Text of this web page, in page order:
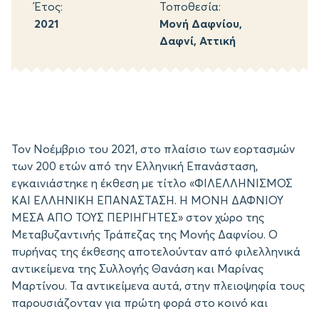
Έτος:
2021
Τοποθεσία:
Μονή Δαφνίου,
Δαφνί, Αττική
Τον Νοέμβριο του 2021, στο πλαίσιο των εορτασμών
των 200 ετών από την Ελληνική Επανάσταση,
εγκαινιάστηκε η έκθεση με τίτλο «ΦΙΛΕΛΛΗΝΙΣΜΟΣ
ΚΑΙ ΕΛΛΗΝΙΚΗ ΕΠΑΝΑΣΤΑΣΗ. Η ΜΟΝΗ ΔΑΦΝΙΟΥ
ΜΕΣΑ ΑΠΟ ΤΟΥΣ ΠΕΡΙΗΓΗΤΕΣ» στον χώρο της
Μεταβυζαντινής Τράπεζας της Μονής Δαφνίου. Ο
πυρήνας της έκθεσης αποτελούνταν από φιλελληνικά
αντικείμενα της Συλλογής Θανάση και Μαρίνας
Μαρτίνου. Τα αντικείμενα αυτά, στην πλειοψηφία τους
παρουσιάζονταν για πρώτη φορά στο κοινό και